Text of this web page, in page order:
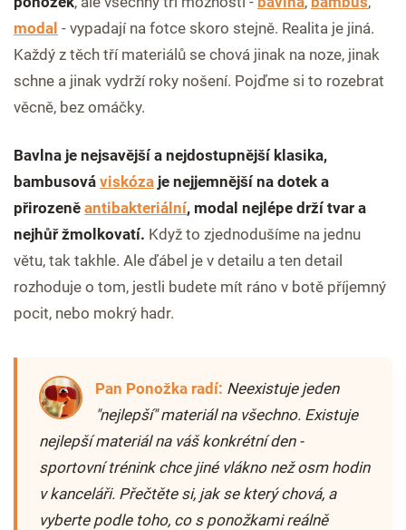
modal - vypadají na fotce skoro stejně. Realita je jiná.
Každý z těch tří materiálů se chová jinak na noze, jinak
schne a jinak vydrží roky nošení. Pojďme si to rozebrat
věcně, bez omáčky.
Bavlna je nejsavější a nejdostupnější klasika,
bambusová viskóza je nejjemnější na dotek a
přirozeně antibakteriální, modal nejlépe drží tvar a
nejhůř žmolkovatí. Když to zjednodušíme na jednu
větu, tak takhle. Ale ďábel je v detailu a ten detail
rozhoduje o tom, jestli budete mít ráno v botě příjemný
pocit, nebo mokrý hadr.
Pan Ponožka radí: Neexistuje jeden
"nejlepší" materiál na všechno. Existuje
nejlepší materiál na váš konkrétní den -
sportovní trénink chce jiné vlákno než osm hodin
v kanceláři. Přečtěte si, jak se který chová, a
vyberte podle toho, co s ponožkami reálně